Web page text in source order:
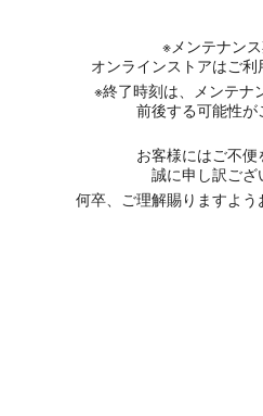
※メンテナン
オンラインストアはご利
※終了時刻は、メンテナ
前後する可能性が
お客様にはご不便
誠に申し訳ござ
何卒、ご理解賜りますよう